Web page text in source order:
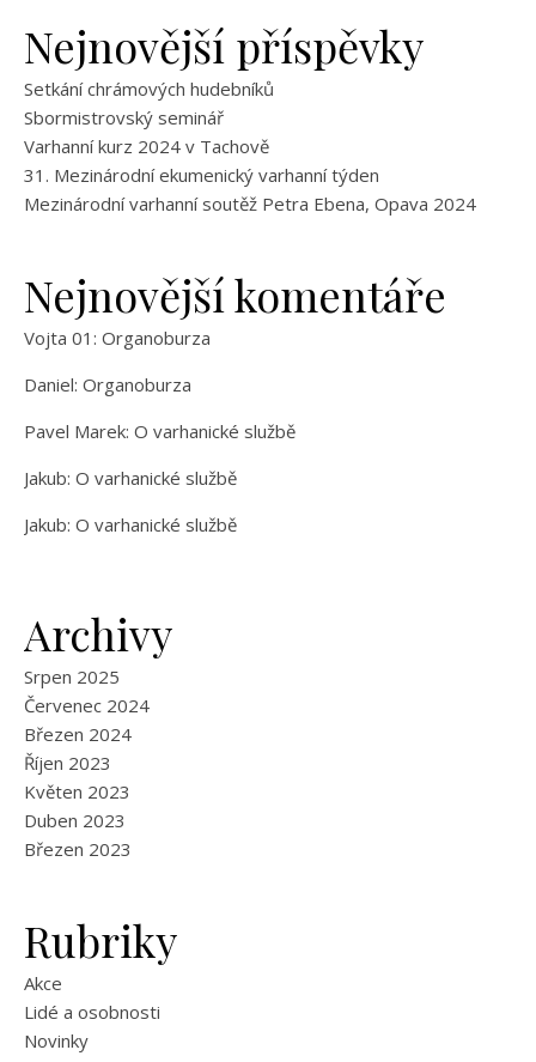
Nejnovější příspěvky
Setkání chrámových hudebníků
Sbormistrovský seminář
Varhanní kurz 2024 v Tachově
31. Mezinárodní ekumenický varhanní týden
Mezinárodní varhanní soutěž Petra Ebena, Opava 2024
Nejnovější komentáře
Vojta 01 : Organoburza
Daniel: Organoburza
Pavel Marek: O varhanické službě
Jakub: O varhanické službě
Jakub: O varhanické službě
Archivy
Srpen 2025
Červenec 2024
Březen 2024
Říjen 2023
Květen 2023
Duben 2023
Březen 2023
Rubriky
Akce
Lidé a osobnosti
Novinky